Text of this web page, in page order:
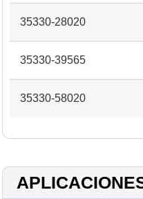
35330-28020
35330-39565
35330-58020